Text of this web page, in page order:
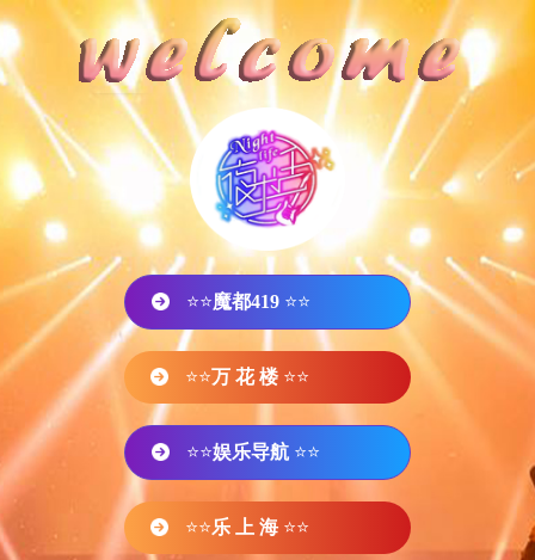
⭐⭐魔都419 ⭐⭐
⭐⭐万 花 楼 ⭐⭐
⭐⭐娱乐导航 ⭐⭐
⭐⭐乐 上 海 ⭐⭐